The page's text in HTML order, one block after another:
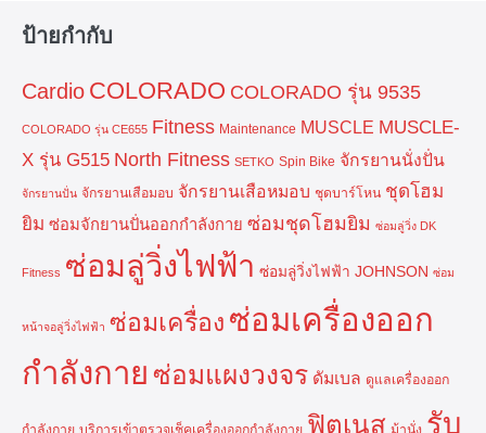
ป้ายกำกับ
Cardio COLORADO COLORADO รุ่น 9535
COLORADO รุ่น CE655 Fitness Maintenance MUSCLE MUSCLE-
X รุ่น G515 North Fitness SETKO Spin Bike จักรยานนั่งปั่น
จักรยานปั่น จักรยานเสือมอบ จักรยานเสือหมอบ ชุดบาร์โหน ชุดโฮม
ยิม ซ่อมจักยานปั่นออกกำลังกาย ซ่อมชุดโฮมยิม ซ่อมลู่วิ่ง DK
Fitness ซ่อมลู่วิ่งไฟฟ้า ซ่อมลู่วิ่งไฟฟ้า JOHNSON ซ่อม
หน้าจอลู่วิ่งไฟฟ้า ซ่อมเครื่อง ซ่อมเครื่องออก
กำลังกาย ซ่อมแผงวงจร ดัมเบล ดูแลเครื่องออก
กำลังกาย บริการเข้าตรวจเช็คเครื่องออกกำลังกาย ฟิตเนส ม้านั่ง รับ